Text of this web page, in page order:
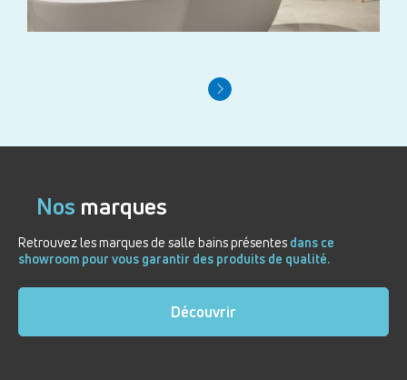
Nos marques
Retrouvez les marques de salle bains présentes dans ce
showroom pour vous garantir des produits de qualité.
Découvrir